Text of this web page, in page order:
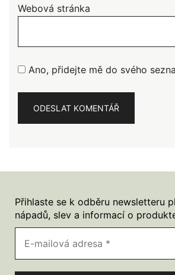
Webová stránka
Ano, přidejte mě do svého
Přihlaste se k odběru newsletteru
nápadů, slev a informací o